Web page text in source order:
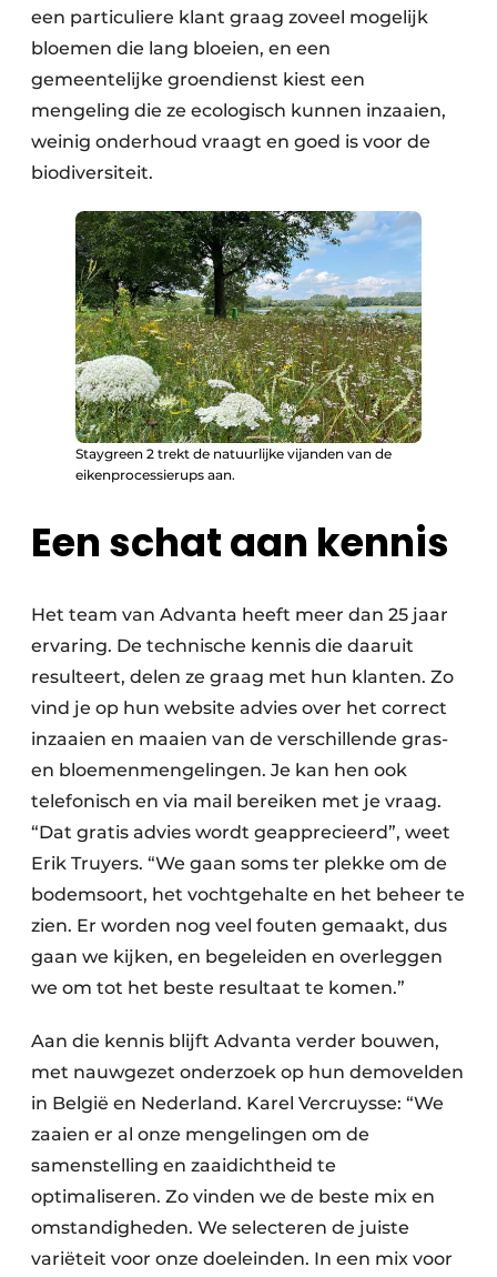
een particuliere klant graag zoveel mogelijk
bloemen die lang bloeien, en een
gemeentelijke groendienst kiest een
mengeling die ze ecologisch kunnen inzaaien,
weinig onderhoud vraagt en goed is voor de
biodiversiteit.
Staygreen 2 trekt de natuurlijke vijanden van de
eikenprocessierups aan.
Een schat aan kennis
Het team van Advanta heeft meer dan 25 jaar
ervaring. De technische kennis die daaruit
resulteert, delen ze graag met hun klanten. Zo
vind je op hun website advies over het correct
inzaaien en maaien van de verschillende gras-
en bloemenmengelingen. Je kan hen ook
telefonisch en via mail bereiken met je vraag.
“Dat gratis advies wordt geapprecieerd”, weet
Erik Truyers. “We gaan soms ter plekke om de
bodemsoort, het vochtgehalte en het beheer te
zien. Er worden nog veel fouten gemaakt, dus
gaan we kijken, en begeleiden en overleggen
we om tot het beste resultaat te komen.”
Aan die kennis blijft Advanta verder bouwen,
met nauwgezet onderzoek op hun demovelden
in België en Nederland. Karel Vercruysse: “We
zaaien er al onze mengelingen om de
samenstelling en zaaidichtheid te
optimaliseren. Zo vinden we de beste mix en
omstandigheden. We selecteren de juiste
variëteit voor onze doeleinden. In een mix voor